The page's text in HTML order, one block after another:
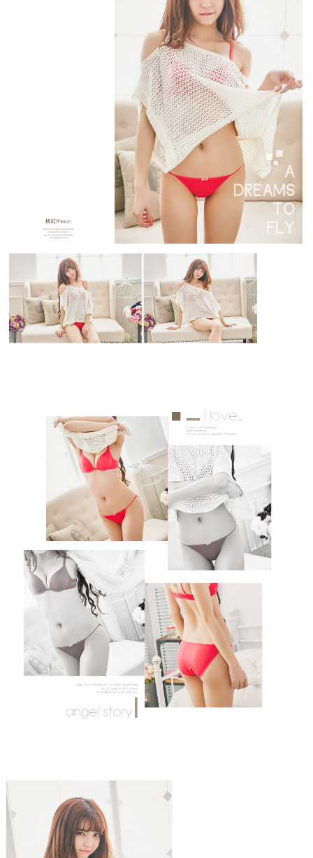
１．簡單：不需註冊會員、不需綁卡、不需儲值。
２．便利：只要手機號碼，簡訊認證，即可結帳。
３．安心：先確認商品／服務後，再付款。
【「AFTEE先享後付」結帳流程】
１．於結帳方式選擇「AFTEE先享後付」後，將跳轉至「AFTEE先享後付」
結帳頁面，進行簡訊認證並確認金額後，即可完成結帳。
２．訂單成立數日內，您將收到繳費通知簡訊。
３．收到繳費通知簡訊後14天內，點擊此簡訊中的連結，可透過四大超商／
ATM／網路銀行／等多元方式進行付款，方視為交易完成。
※ 請注意：結帳手續完成當下不需立刻繳費，但若您需要取消訂單，請聯絡
購買商品的店家。未經商家同意取消之訂單仍視為有效，需透過AFTEE先享
※ 交易是否成功請以「AFTEE先享後付 」之結帳頁面顯示為準，若有關於
是否繳費成功／繳費後需取消欲退款等相關疑問，請聯繫「AFTEE先享後付
https://netprotections.freshdesk.com/support/home
【注意事項】
１．透過由恩沛科技股份有限公司提供之「AFTEE先享後付」服務完成之交
易，需依本服務之必要範圍內提供個人資料，並將交易相關給付款項請求債
權轉讓予恩沛科技股份有限公司。
２．關於個人資料處理事宜，請瀏覽以下網址：
https://aftee.tw/terms/#terms3
３．未成年的使用者請事先徵得法定代理人或監護人之同意方可使用
「AFTEE先享後付」，若未經同意申辦者引起之損失，本公司不負相關責
任。
４．使用「AFTEE先享後付」時，將依據個別帳號之用戶狀況，依本公司即
時審查核予不同之上限額度；若仍有額度不足之情形，本公司將視審查結果
每筆NT$70，滿NT$499(含以上)免運費
每筆NT$70，滿NT$499(含以上)免運費
每筆NT$80，滿NT$899(含以上)免運費